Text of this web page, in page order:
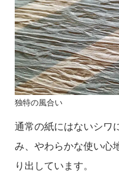
独特の風合い
通常の紙にはないシワ
み、やわらかな使い心
り出しています。